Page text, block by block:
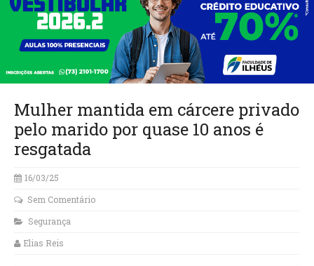
Mulher mantida em cárcere privado
pelo marido por quase 10 anos é
resgatada
16/03/25
Sem Comentário
Segurança
Elias Reis